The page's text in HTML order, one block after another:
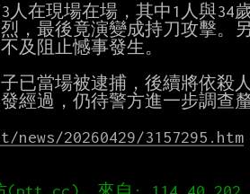
人在現場在場，其中1人與34
，最後竟演變成持刀攻擊。
及阻止憾事發生。
已當場被逮捕，後續將依殺
經過，仍待警方進一步調查
20260429/3157295.htm